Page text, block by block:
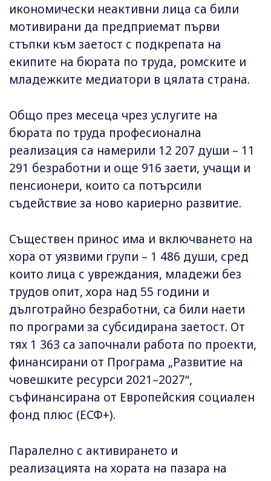
икономически неактивни лица са били
мотивирани да предприемат първи
стъпки към заетост с подкрепата на
екипите на бюрата по труда, ромските и
младежките медиатори в цялата страна.
Общо през месеца чрез услугите на
бюрата по труда професионална
реализация са намерили 12 207 души – 11
291 безработни и още 916 заети, учащи и
пенсионери, които са потърсили
съдействие за ново кариерно развитие.
Съществен принос има и включването на
хора от уязвими групи – 1 486 души, сред
които лица с увреждания, младежи без
трудов опит, хора над 55 години и
дълготрайно безработни, са били наети
по програми за субсидирана заетост. От
тях 1 363 са започнали работа по проекти,
финансирани от Програма „Развитие на
човешките ресурси 2021–2027“,
съфинансирана от Европейския социален
фонд плюс (ЕСФ+).
Паралелно с активирането и
реализацията на хората на пазара на